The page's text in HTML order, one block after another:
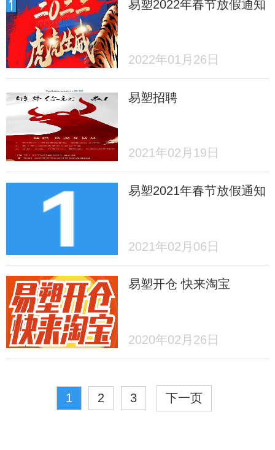
易塑2022年春节放假通知
2022年01月26日
易塑招聘
2021年02月19日
易塑2021年春节放假通知
2021年02月06日
易塑开仓 快来淘宝
2020年02月26日
1 2 3 下一页